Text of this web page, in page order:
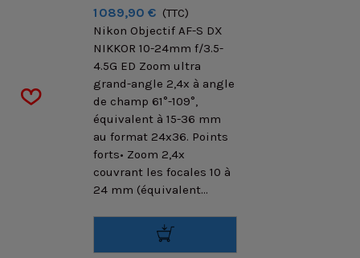
1 089,90 € (TTC)
Nikon Objectif AF-S DX
NIKKOR 10-24mm f/3.5-
4.5G ED Zoom ultra
grand-angle 2,4x à angle
de champ 61°-109°,
équivalent à 15-36 mm
au format 24x36. Points
forts• Zoom 2,4x
couvrant les focales 10 à
24 mm (équivalent...